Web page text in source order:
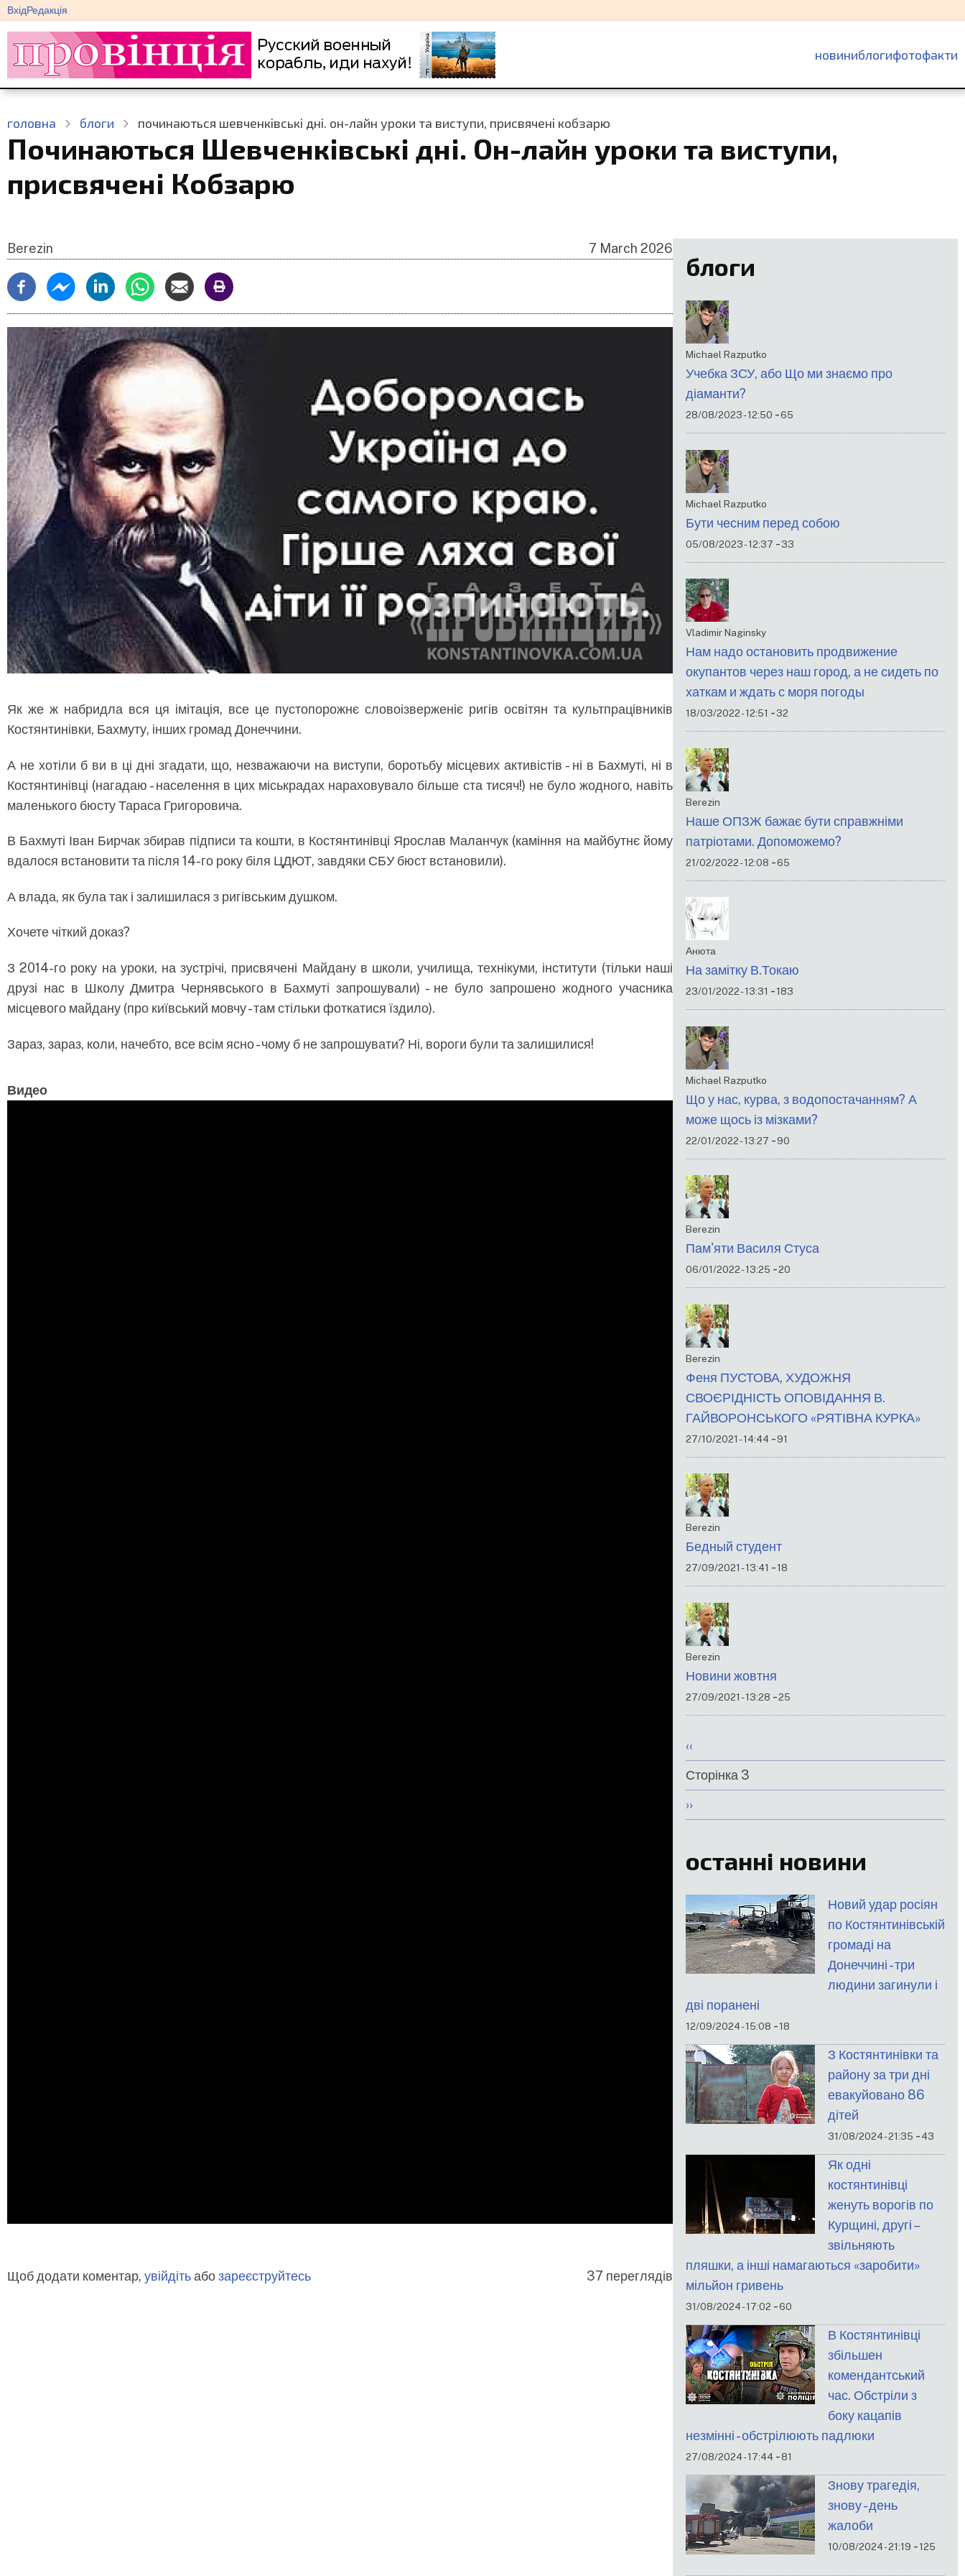
Перейти
до
основного
вмісту
меню
облікового
запису
користувача
ВхідРедакція
основна
навіґація
новиниблогифотофакти
головна блоги починаються шевченківські дні. он-лайн уроки та виступи, присвячені кобзарю
Починаються Шевченківські дні. Он-лайн уроки та виступи,
присвячені Кобзарю
Berezin 7 March 2026
Як же ж набридла вся ця імітація, все це пустопорожнє словоізверженіє ригів освітян та культпрацівників
Костянтинівки, Бахмуту, інших громад Донеччини.
А не хотіли б ви в ці дні згадати, що, незважаючи на виступи, боротьбу місцевих активістів - ні в Бахмуті, ні в
Костянтинівці (нагадаю - населення в цих міськрадах нараховувало більше ста тисяч!) не було жодного, навіть
маленького бюсту Тараса Григоровича.
В Бахмуті Іван Бирчак збирав підписи та кошти, в Костянтинівці Ярослав Маланчук (каміння на майбутнє йому
вдалося встановити та після 14-го року біля ЦДЮТ, завдяки СБУ бюст встановили).
А влада, як була так і залишилася з ригівським душком.
Хочете чіткий доказ?
З 2014-го року на уроки, на зустрічі, присвячені Майдану в школи, училища, технікуми, інститути (тільки наші
друзі нас в Школу Дмитра Чернявського в Бахмуті запрошували) - не було запрошено жодного учасника
місцевого майдану (про київський мовчу - там стільки фоткатися їздило).
Зараз, зараз, коли, начебто, все всім ясно - чому б не запрошувати? Ні, вороги були та залишилися!
Видео
Щоб додати коментар, увійдітьабозареєструйтесь 37 переглядів
блоги
Michael Razputko
Учебка ЗСУ, або Що ми знаємо про
діаманти?
28/08/2023 - 12:50 -65
Michael Razputko
Бути чесним перед собою
05/08/2023 - 12:37 -33
Vladimir Naginsky
Нам надо остановить продвижение
окупантов через наш город, а не сидеть по
хаткам и ждать с моря погоды
18/03/2022 - 12:51 -32
Berezin
Наше ОПЗЖ бажає бути справжніми
патріотами. Допоможемо?
21/02/2022 - 12:08 -65
Анюта
На замітку В.Токаю
23/01/2022 - 13:31 -183
Michael Razputko
Що у нас, курва, з водопостачанням? А
може щось із мізками?
22/01/2022 - 13:27 -90
Berezin
Пам'яти Василя Стуса
06/01/2022 - 13:25 -20
Berezin
Феня ПУСТОВА, ХУДОЖНЯ
СВОЄРІДНІСТЬ ОПОВІДАННЯ В.
ГАЙВОРОНСЬКОГО «РЯТІВНА КУРКА»
27/10/2021 - 14:44 -91
Berezin
Бедный студент
27/09/2021 - 13:41 -18
Berezin
Новини жовтня
27/09/2021 - 13:28 -25
Розбивка
на
сторінки
Попередня
сторінка
‹‹
Сторінка 3
Наступна
сторінка
››
останні новини
Новий удар росіян
по Костянтинівській
громаді на
Донеччині - три
людини загинули і
дві поранені
12/09/2024 - 15:08 -18
З Костянтинівки та
району за три дні
евакуйовано 86
дітей
31/08/2024 - 21:35 -43
Як одні
костянтинівці
женуть ворогів по
Курщині, другі –
звільняють
пляшки, а інші намагаються «заробити»
мільйон гривень
31/08/2024 - 17:02 -60
В Костянтинівці
збільшен
комендантський
час. Обстріли з
боку кацапів
незмінні - обстрілюють падлюки
27/08/2024 - 17:44 -81
Знову трагедія,
знову - день
жалоби
10/08/2024 - 21:19 -125